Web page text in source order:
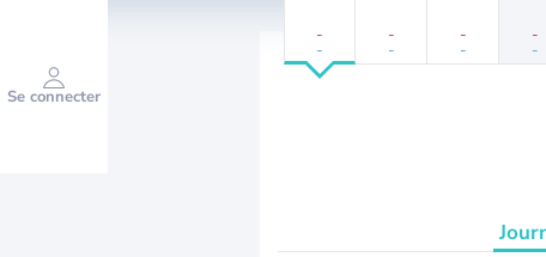
Se connecter
-
-
-
-
-
-
-
-